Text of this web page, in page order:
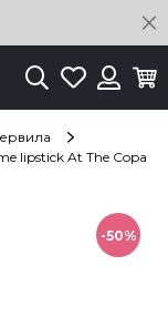
ТърсенеЛюбими
lipstick At The Copa
-50%